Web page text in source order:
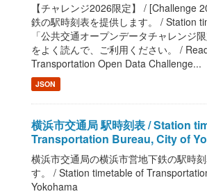
【チャレンジ2026限定】 / [Challenge
鉄の駅時刻表を提供します。 / Station
「公共交通オープンデータチャレンジ
をよく読んで、ご利用ください。 /
Transportation Open Data Challenge...
JSON
横浜市交通局 駅時刻表 / Station
Transportation Bureau, City of
横浜市交通局の横浜市営地下鉄の駅時
す。 / Station timetable of
Yokohama